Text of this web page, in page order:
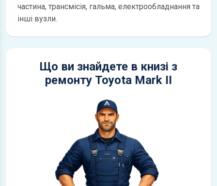
частина, трансмісія, гальма, електрообладнання та
інші вузли.
Що ви знайдете в книзі з
ремонту Toyota Mark II